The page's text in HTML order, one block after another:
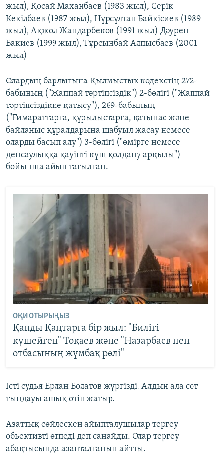
жыл), Қосай Маханбаев (1983 жыл), Серік
Кекілбаев (1987 жыл), Нұрсұлтан Байкісиев (1989
жыл), Ақжол Жандарбеков (1991 жыл) Дәурен
Бакиев (1999 жыл), Тұрсынбай Алпысбаев (2001
жыл)
Олардың барлығына Қылмыстық кодекстің 272-
бабының ("Жаппай тәртіпсіздік") 2-бөлігі ("Жаппай
тәртіпсіздікке қатысу"), 269-бабының
("Ғимараттарға, құрылыстарға, қатынас және
байланыс құралдарына шабуыл жасау немесе
оларды басып алу") 3-бөлігі ("өмiрге немесе
денсаулыққа қауiптi күш қолдану арқылы")
бойынша айып тағылған.
ОҚИ ОТЫРЫҢЫЗ
Қанды Қаңтарға бір жыл: "Билігі
күшейген" Тоқаев және "Назарбаев пен
отбасының жұмбақ рөлі"
Істі судья Ерлан Болатов жүргізді. Алдын ала сот
тыңдауы ашық өтіп жатыр.
Азаттық сөйлескен айыпталушылар тергеу
обьективті өтпеді деп санайды. Олар тергеу
абақтысында азапталғанын айтты.